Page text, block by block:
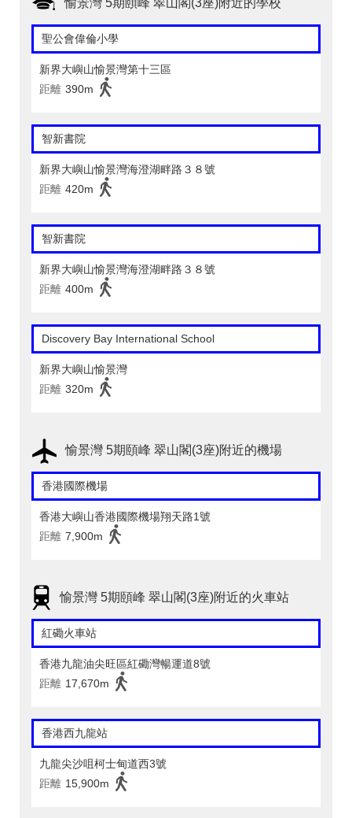
愉景灣 5期頤峰 翠山閣(3座)附近的學校
聖公會偉倫小學
新界大嶼山愉景灣第十三區
距離 390m
智新書院
新界大嶼山愉景灣海澄湖畔路３８號
距離 420m
智新書院
新界大嶼山愉景灣海澄湖畔路３８號
距離 400m
Discovery Bay International School
新界大嶼山愉景灣
距離 320m
愉景灣 5期頤峰 翠山閣(3座)附近的機場
香港國際機場
香港大嶼山香港國際機場翔天路1號
距離 7,900m
愉景灣 5期頤峰 翠山閣(3座)附近的火車站
紅磡火車站
香港九龍油尖旺區紅磡灣暢運道8號
距離 17,670m
香港西九龍站
九龍尖沙咀柯士甸道西3號
距離 15,900m